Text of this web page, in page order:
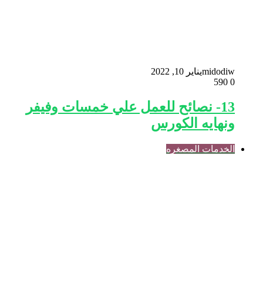
midodiwيناير 10, 2022
0
13- نصائح للعمل علي خمسات وفيفر
ونهايه الكورس
الخدمات المصغره